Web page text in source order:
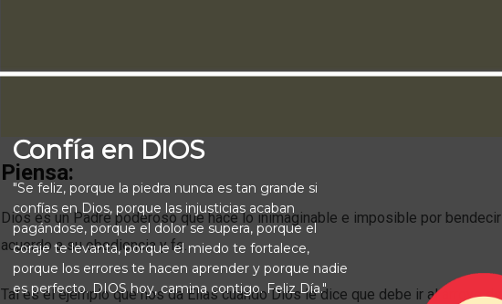
Piensa:
Dios es un Padre poderoso que hace lo inimaginable e imposible por
acuerdo a su obediencia y fe.
Tal es el ejemplo que nos da Elías cuando Dios le dice que debe ir al arroyo
Confía en DIOS
"Se feliz, porque la piedra nunca es tan grande si
confías en Dios, porque las injusticias acaban
pagándose, porque el dolor se supera, porque el
coraje te levanta, porque el miedo te fortalece,
porque los errores te hacen aprender y porque nadie
es perfecto. DIOS hoy, camina contigo. Feliz Día."